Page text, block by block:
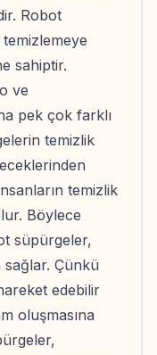
Robot
sahiptir.
ve
pek çok farklı
temizlik
temizlik
Böylece
süpürgeler,
Çünkü
edebilir
oluşmasına